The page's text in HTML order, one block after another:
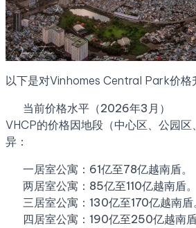
以下是对Vinhomes Central Park价格
当前价格水平（2026年3月）
VHCP的价格因地段（中心区、公园
异：
一居室公寓：61亿至78亿越南盾。
两居室公寓：85亿至110亿越南盾。
三居室公寓：130亿至170亿越南盾
四居室公寓：190亿至250亿越南盾